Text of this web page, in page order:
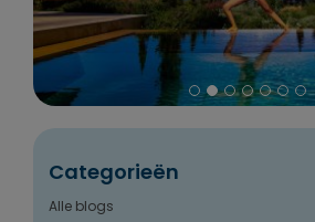
Categorieën
Alle blogs